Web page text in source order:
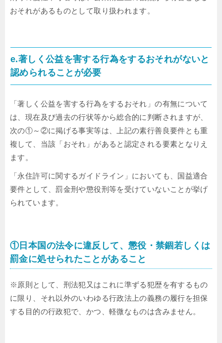
おそれがあるものとして取り扱われます。
e.著しく公益を害する行為をするおそれがないと
認められることが必要
「著しく公益を害する行為をするおそれ」の有無について
は、現在及び過去の行状等から総合的に判断されますが、
次の①～②に掲げる事実等は、上記の素行善良要件とも重
複して、当該「おそれ」があると認定される要素となりえ
ます。
「永住許可に関するガイドライン」においても、国益適合
要件として、罰金刑や懲役刑等を受けていないことが挙げ
られています。
①日本国の法令に違反して、懲役・禁錮若しくは
罰金に処せられたことがあること
※原則として、刑法犯又はこれに準ずる犯歴を有するもの
に限り、それ以外のいわゆる行政法上の義務の履行を担保
する目的の行政犯で、かつ、軽微なものは含みません。